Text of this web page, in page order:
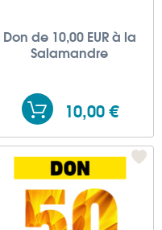
Don de 10,00 EUR à la
Salamandre
10,00 €